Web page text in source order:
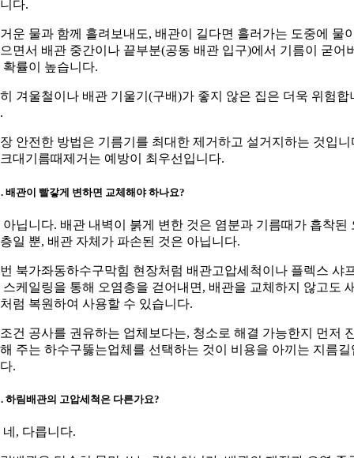
다.
운 물과 함께 흘려보내도, 배관이 길다면 흘러가는 도중에 물
면서 배관 중간이나 끝부분(공동 배관 입구)에서 기름이 굳어
확률이 높습니다.
겨울철이나 배관 기울기(구배)가 좋지 않은 집은 더욱 위험합
안전한 방법은 기름기를 최대한 제거하고 설거지하는 것입니
대기름때제거는 예방이 최우선입니다.
배관이 빨갛게 변하면 교체해야 하나요?
아닙니다. 배관 내벽이 붉게 변한 것은 염분과 기름때가 흡착된
일 뿐, 배관 자체가 파손된 것은 아닙니다.
북가좌동하수구막힘 현장처럼 배관고압세척이나 플렉스 샤
스케일링을 통해 오염층을 걷어내면, 배관을 교체하지 않고도
럼 복원하여 사용할 수 있습니다.
건 공사를 권유하는 업체보다는, 청소로 해결 가능한지 먼저
주는 하수구뚫는업체를 선택하는 것이 비용을 아끼는 지름길
.
하림배관의 고압세척은 다른가요?
네, 다릅니다.